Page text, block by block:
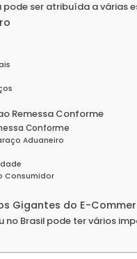
pode ser atribuída a várias
Remessa Conforme
Conforme
Aduaneiro
Consumidor
Gigantes do E-
no Brasil pode ter vários